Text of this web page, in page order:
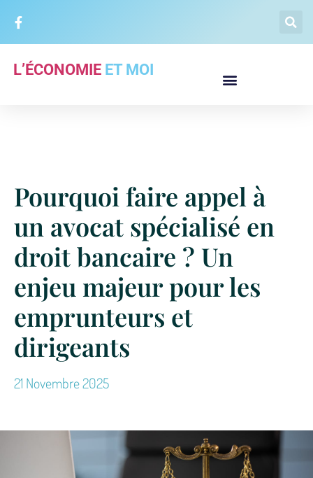
L’ÉCONOMIE ET MOI
Pourquoi faire appel à
un avocat spécialisé en
droit bancaire ? Un
enjeu majeur pour les
emprunteurs et
dirigeants
21 Novembre 2025